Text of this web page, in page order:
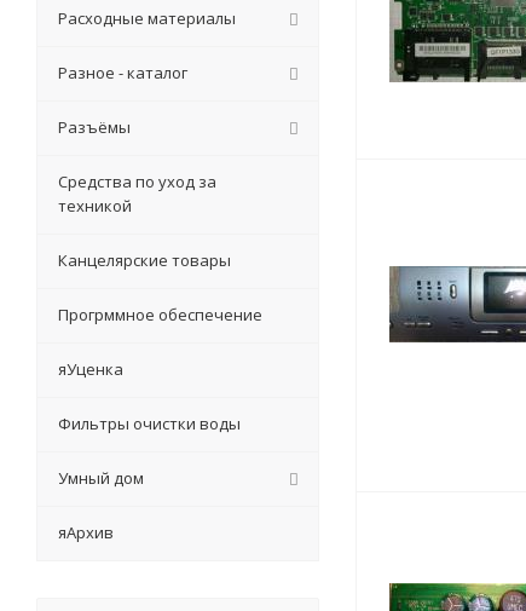
Расходные материалы
Разное - каталог
Разъёмы
Средства по уход за
техникой
Канцелярские товары
Прогрммное обеспечение
яУценка
Фильтры очистки воды
Умный дом
яАрхив